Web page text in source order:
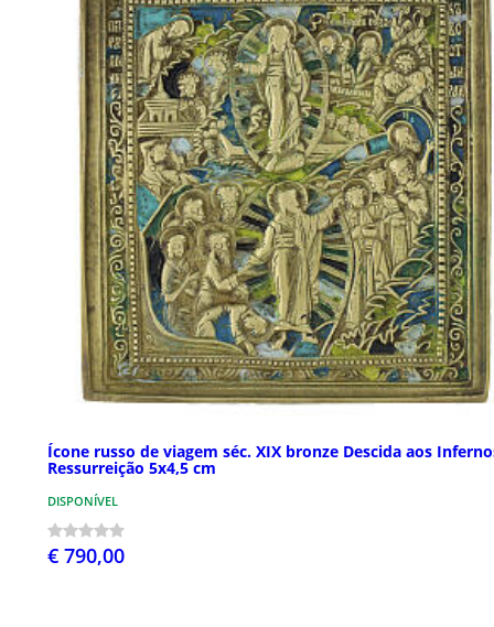
Ícone russo de viagem séc. XIX bronze Descida aos
Ressurreição 5x4,5 cm
DISPONÍVEL
€ 790,00